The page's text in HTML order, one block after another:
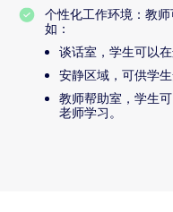
个性化工作环境：教
如：
谈话室，学生可以
安静区域，可供学
教师帮助室，学生
老师学习。